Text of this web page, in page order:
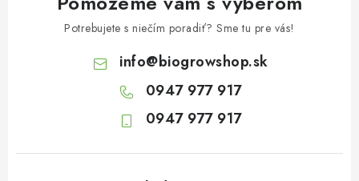
Potrebujete s niečím poradiť? Sme tu pre vás!
info@biogrowshop.sk
0947 977 917
0947 977 917